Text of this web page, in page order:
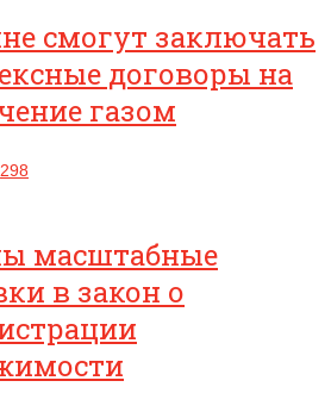
смогут заключать
договоры на
газом
298
масштабные
в закон о